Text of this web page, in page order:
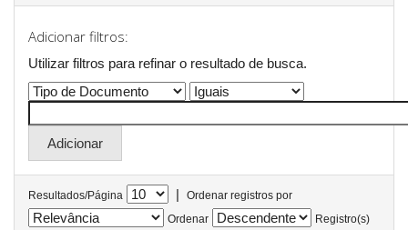
Adicionar filtros:
Utilizar filtros para refinar o resultado de busca.
Resultados/Página |
Ordenar registros por
Ordenar
Registro(s)